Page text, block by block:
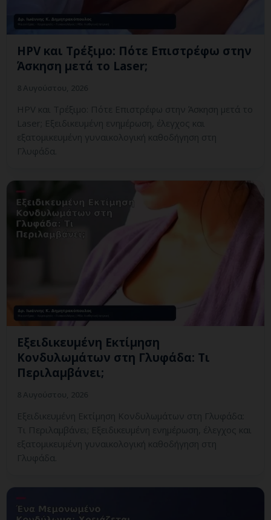
HPV και Τρέξιμο: Πότε Επιστρέφω στην
Άσκηση μετά το Laser;
HPV και Τρέξιμο: Πότε Επιστρέφω στην Άσκηση μετά το
Laser; Εξειδικευμένη ενημέρωση, έλεγχος και
εξατομικευμένη γυναικολογική καθοδήγηση στη
Γλυφάδα.
Εξειδικευμένη Εκτίμηση
Κονδυλωμάτων στη Γλυφάδα: Τι
Περιλαμβάνει;
Εξειδικευμένη Εκτίμηση Κονδυλωμάτων στη Γλυφάδα:
Τι Περιλαμβάνει; Εξειδικευμένη ενημέρωση, έλεγχος και
εξατομικευμένη γυναικολογική καθοδήγηση στη
Γλυφάδα.